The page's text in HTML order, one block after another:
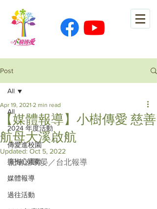
Post
All
2024 年度活動
傳愛進校園
擁抱心運動
媒體報導
過往活動
All
【媒體報導】小樹傳愛 慈善
航母大溪啟航
Apr 19, 2021 2 min read
Updated: Oct 5, 2022
記者謝易晏／台北報導